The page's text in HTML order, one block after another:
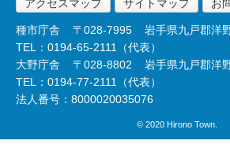
アクセスマップ
サイトマップ お
種市庁舎 〒028-7995
岩手県九戸郡洋
TEL：0194-65-2111（代表）
大野庁舎
〒028-8802
岩手県九戸郡洋
TEL：0194-77-2111（代表）
法人番号：8000020035076
© 2020 Hirono Town.